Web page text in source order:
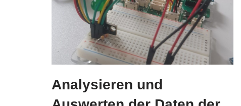
Analysieren und